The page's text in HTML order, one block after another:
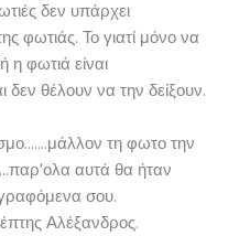
δεν υπάρχει
φωτιάς. Το γιατί μόνο να
φωτιά είναι
θέλουν να την δείξουν.
τη φωτο την
αυτά θα ήταν
σου.
Αλέξανδρος.